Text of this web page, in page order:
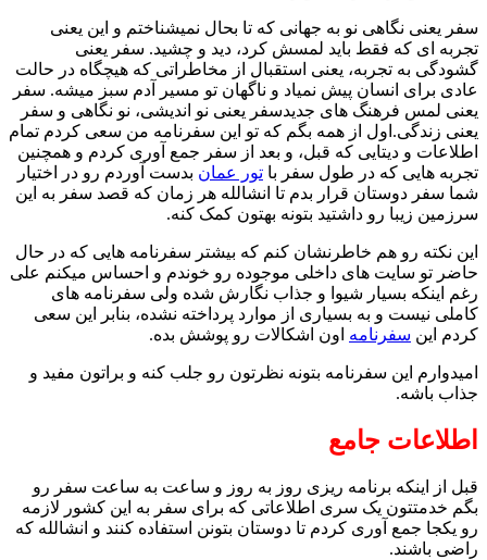
سفر یعنی نگاهی نو به جهانی که تا بحال نمیشناختم و این یعنی
تجربه ای که فقط باید لمسش کرد، دید و چشید. سفر یعنی
گشودگی به تجربه، یعنی استقبال از مخاطراتی که هیچگاه در حالت
عادی برای انسان پیش نمیاد و ناگهان تو مسیر آدم سبز میشه. سفر
یعنی لمس فرهنگ های جدیدسفر یعنی نو اندیشی، نو نگاهی و سفر
یعنی زندگی.اول از همه بگم که تو این سفرنامه من سعی کردم تمام
اطلاعات و دیتایی که قبل، و بعد از سفر جمع آوری کردم و همچنین
تجربه هایی که در طول سفر با تور عمان بدست آوردم رو در اختیار
شما سفر دوستان قرار بدم تا انشالله هر زمان که قصد سفر به این
سرزمین زیبا رو داشتید بتونه بهتون کمک کنه.
این نکته رو هم خاطرنشان کنم که بیشتر سفرنامه هایی که در حال
حاضر تو سایت های داخلی موجوده رو خوندم و احساس میکنم علی
رغم اینکه بسیار شیوا و جذاب نگارش شده ولی سفرنامه های
کاملی نیست و به بسیاری از موارد پرداخته نشده، بنابر این سعی
کردم این سفرنامه اون اشکالات رو پوشش بده.
امیدوارم این سفرنامه بتونه نظرتون رو جلب کنه و براتون مفید و
جذاب باشه.
اطلاعات جامع
قبل از اینکه برنامه ریزی روز به روز و ساعت به ساعت سفر رو
بگم خدمتتون یک سری اطلاعاتی که برای سفر به این کشور لازمه
رو یکجا جمع آوری کردم تا دوستان بتونن استفاده کنند و انشالله که
راضی باشند.